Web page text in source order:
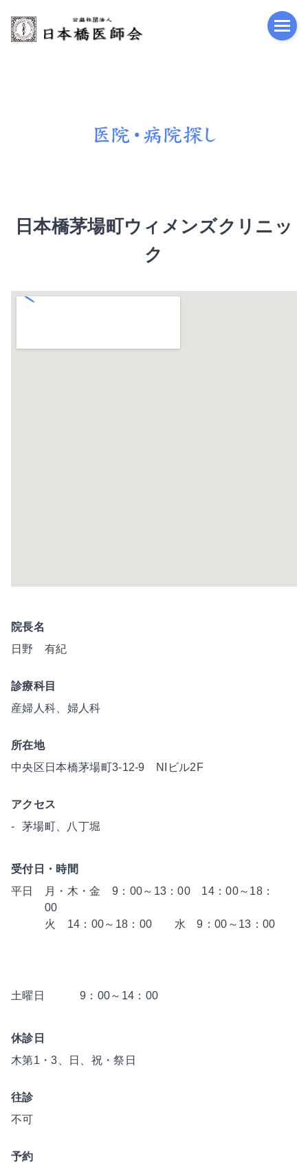
公益
日本橋茅場町ウィメンズクリニッ
ク
院長名
日野 有紀
診療科目
産婦人科、婦人科
所在地
中央区日本橋茅場町3-12-9 NIビル2F
アクセス
茅場町、八丁堀
受付日・時間
平日
月・木・金 9：00～13：00 14：00～18：
火 14：00～18：00 水 9：00～13：00
土曜日 9：00～14：00
休診日
木第1・3、日、祝・祭日
往診
不可
予約